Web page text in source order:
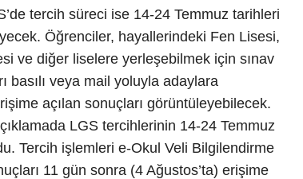
tercih süreci ise 14-24 Temmuz tarihleri
Öğrenciler, hayallerindeki Fen Lisesi,
ve diğer liselere yerleşebilmek için sınav
basılı veya mail yoluyla adaylara
açılan sonuçları görüntüleyebilecek.
LGS tercihlerinin 14-24 Temmuz
Tercih işlemleri e-Okul Veli Bilgilendirme
11 gün sonra (4 Ağustos’ta) erişime